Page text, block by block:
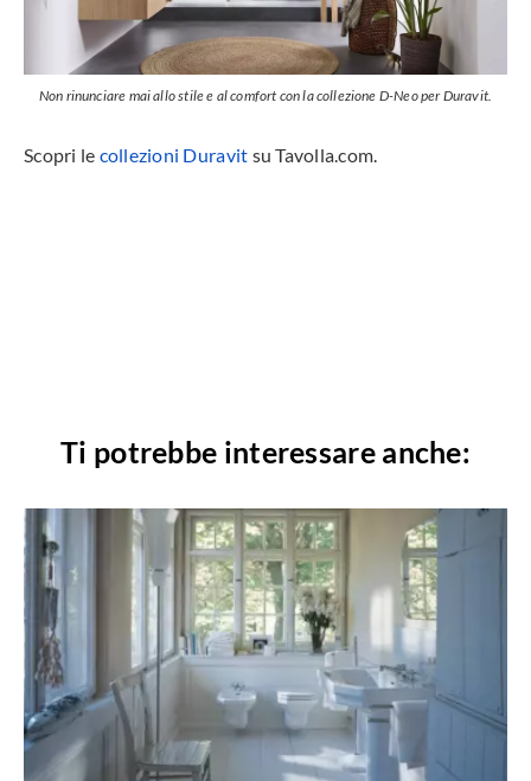
Non rinunciare mai allo stile e al comfort con la collezione D-Neo per Duravit.
Scopri le collezioni Duravit su Tavolla.com.
Ti potrebbe interessare anche: